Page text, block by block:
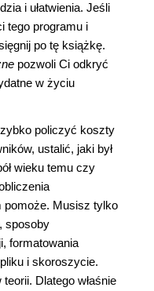
i ułatwienia. Jeśli
tego programu i
po tę książkę.
pozwoli Ci odkryć
w życiu
policzyć koszty
ustalić, jaki był
wieku temu czy
pomoże. Musisz tylko
sposoby
formatowania
i skoroszycie.
Dlatego właśnie